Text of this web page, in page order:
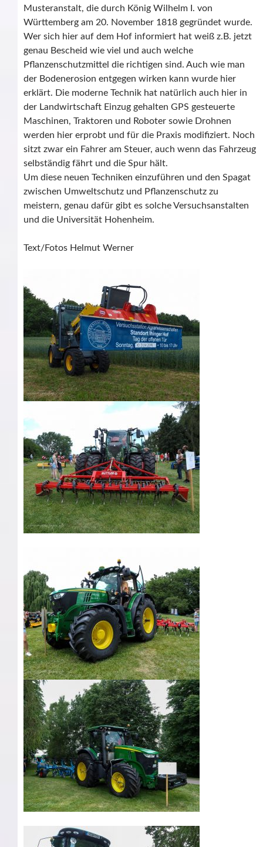
Musteranstalt, die durch König Wilhelm I. von
Württemberg am 20. November 1818 gegründet wurde.
Wer sich hier auf dem Hof informiert hat weiß z.B. jetzt
genau Bescheid wie viel und auch welche
Pflanzenschutzmittel die richtigen sind. Auch wie man
der Bodenerosion entgegen wirken kann wurde hier
erklärt. Die moderne Technik hat natürlich auch hier in
der Landwirtschaft Einzug gehalten GPS gesteuerte
Maschinen, Traktoren und Roboter sowie Drohnen
werden hier erprobt und für die Praxis modifiziert. Noch
sitzt zwar ein Fahrer am Steuer, auch wenn das Fahrzeug
selbständig fährt und die Spur hält.
Um diese neuen Techniken einzuführen und den Spagat
zwischen Umweltschutz und Pflanzenschutz zu
meistern, genau dafür gibt es solche Versuchsanstalten
und die Universität Hohenheim.
Text/Fotos Helmut Werner